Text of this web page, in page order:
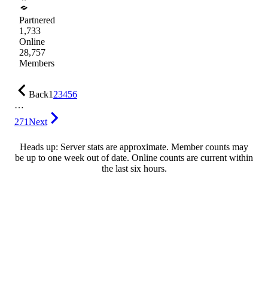
Partnered
1,733
Online
28,757
Members
Back123456
…
271Next
Heads up: Server stats are approximate. Member counts may
be up to one week out of date. Online counts are current within
the last six hours.